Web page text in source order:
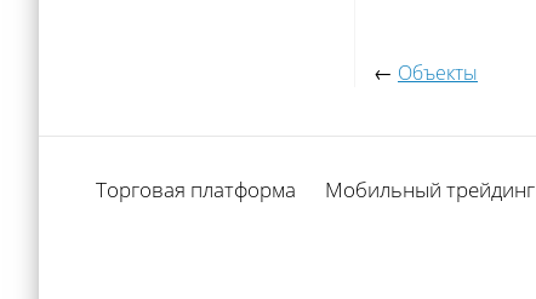
← Объекты
Торговая платформа Мобильный трейдинг